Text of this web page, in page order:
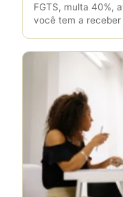
FGTS, multa 40%,
você tem a receber